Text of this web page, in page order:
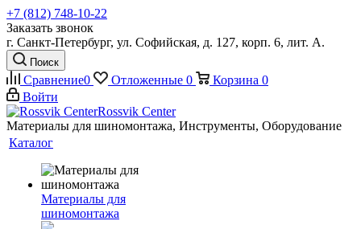
+7 (812) 748-10-22
Заказать звонок
г. Санкт-Петербург, ул. Софийская, д. 127, корп. 6, лит. А.
Поиск
Сравнение0 Отложенные 0 Корзина 0
Войти
Rossvik Center
Материалы для шиномонтажа, Инструменты, Оборудование
Каталог
Материалы для
шиномонтажа